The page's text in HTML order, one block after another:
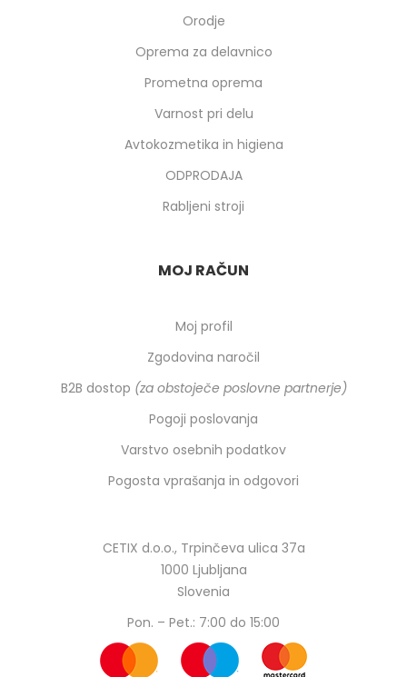
Orodje
Oprema za delavnico
Prometna oprema
Varnost pri delu
Avtokozmetika in higiena
ODPRODAJA
Rabljeni stroji
MOJ RAČUN
Moj profil
Zgodovina naročil
B2B dostop (za obstoječe poslovne partnerje)
Pogoji poslovanja
Varstvo osebnih podatkov
Pogosta vprašanja in odgovori
CETIX d.o.o., Trpinčeva ulica 37a
1000 Ljubljana
Slovenia
Pon. – Pet.: 7:00 do 15:00